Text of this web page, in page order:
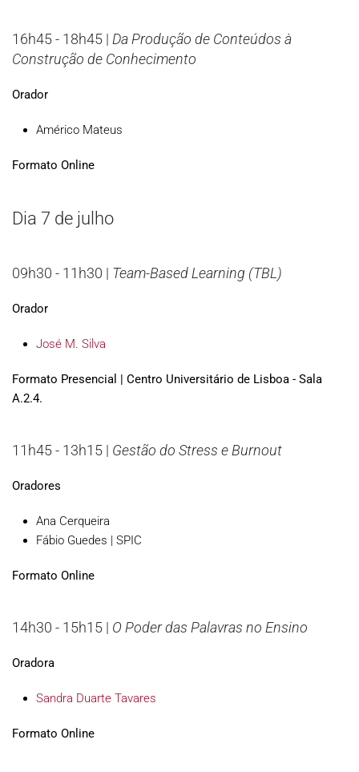
16h45 - 18h45 | Da Produção de Conteúdos à
Construção de Conhecimento
Orador
Américo Mateus
Formato Online
Dia 7 de julho
09h30 - 11h30 | Team-Based Learning (TBL)
Orador
José M. Silva
Formato Presencial | Centro Universitário de Lisboa - Sala
A.2.4.
11h45 - 13h15 | Gestão do Stress e Burnout
Oradores
Ana Cerqueira
Fábio Guedes | SPIC
Formato Online
14h30 - 15h15 | O Poder das Palavras no Ensino
Oradora
Sandra Duarte Tavares
Formato Online